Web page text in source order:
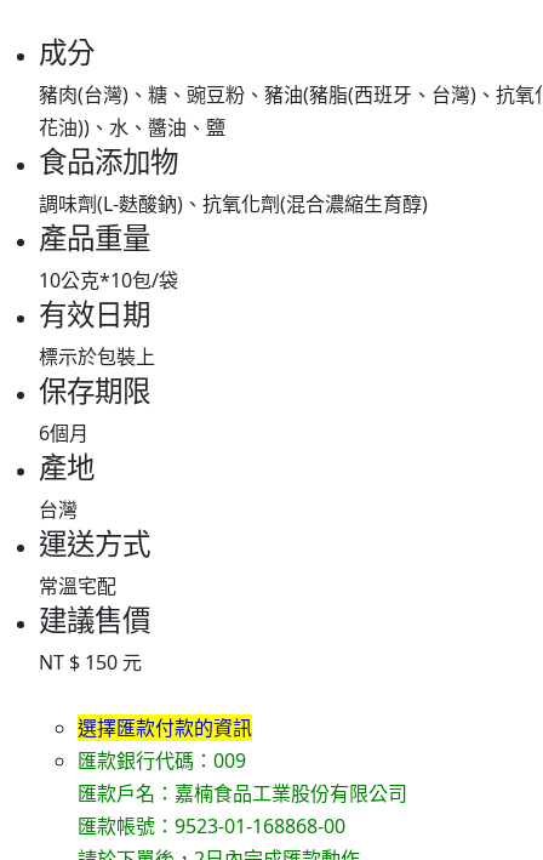
成分
豬肉(台灣)、糖、豌豆粉、豬油(豬脂(西班牙、台灣)、抗
花油))、水、醬油、鹽
食品添加物
調味劑(L-麩酸鈉)、抗氧化劑(混合濃縮生育醇)
產品重量
10公克*10包/袋
有效日期
標示於包裝上
保存期限
6個月
產地
台灣
運送方式
常溫宅配
建議售價
NT $ 150 元
選擇匯款付款的資訊
匯款銀行代碼：009
匯款戶名：嘉楠食品工業股份有限公司
匯款帳號：9523-01-168868-00